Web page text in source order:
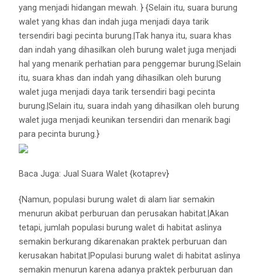
yang menjadi hidangan mewah. } {Selain itu, suara burung
walet yang khas dan indah juga menjadi daya tarik
tersendiri bagi pecinta burung.|Tak hanya itu, suara khas
dan indah yang dihasilkan oleh burung walet juga menjadi
hal yang menarik perhatian para penggemar burung.|Selain
itu, suara khas dan indah yang dihasilkan oleh burung
walet juga menjadi daya tarik tersendiri bagi pecinta
burung.|Selain itu, suara indah yang dihasilkan oleh burung
walet juga menjadi keunikan tersendiri dan menarik bagi
para pecinta burung.}
Baca Juga:Jual Suara Walet {kotaprev}
{Namun, populasi burung walet di alam liar semakin
menurun akibat perburuan dan perusakan habitat.|Akan
tetapi, jumlah populasi burung walet di habitat aslinya
semakin berkurang dikarenakan praktek perburuan dan
kerusakan habitat.|Populasi burung walet di habitat aslinya
semakin menurun karena adanya praktek perburuan dan